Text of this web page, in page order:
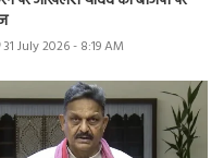
31 July 2026 - 8:19 AM